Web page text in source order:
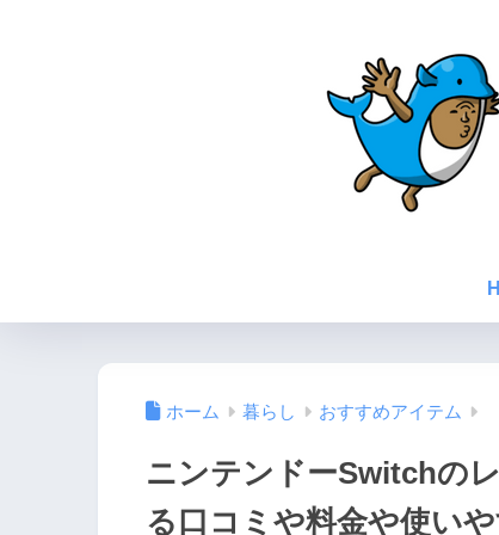
ホーム 暮らし おすすめアイテム
ニンテンドーSwitchの
る口コミや料金や使い